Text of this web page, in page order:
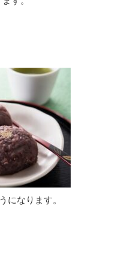
になります。